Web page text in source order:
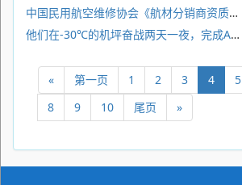
中国民用航空维修协会《航材分销商资质评估标准和程序》ASP-R5和《航材分销商教员认可规定》正式发布
他们在-30℃的机坪奋战两天一夜，完成AOG救援
« 第一页 1 2 3 4 5
8
9 10 尾页 »